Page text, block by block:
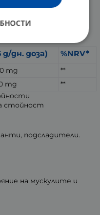
g/дн. доза) %NRV*
mg
**
mg
**
стойност
подсладители.
на мускулите и